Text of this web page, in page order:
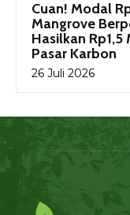
Cuan! Modal
Mangrove
Hasilkan Rp1,5
Pasar Karbon
26 Juli 2026